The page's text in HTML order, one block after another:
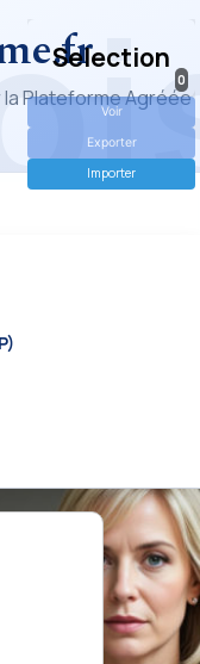
Plateforme Agréée
Selection
0
Voir
Exporter
Importer